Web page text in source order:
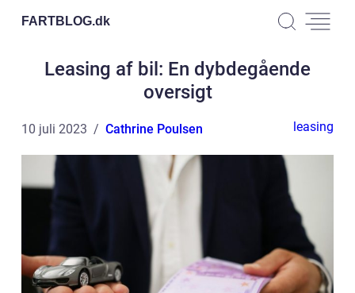
FARTBLOG.dk
Leasing af bil: En dybdegående
oversigt
10 juli 2023 Cathrine Poulsen leasing